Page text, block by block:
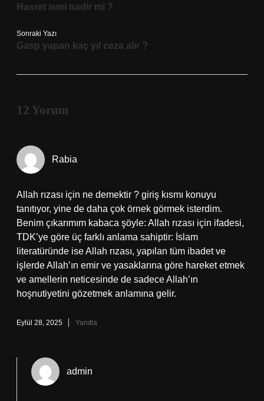
Hasret ismi nadir mi ?
Sonraki Yazı
Gasp yapan kaç yıl ceza alır ?
12 Yorum
Rabia
Allah rızası için ne demektir ? giriş kısmı konuyu
tanıtıyor, yine de daha çok örnek görmek isterdim.
Benim çıkarımım kabaca şöyle: Allah rızası için ifadesi,
TDK’ye göre üç farklı anlama sahiptir: İslam
literatüründe ise Allah rızası, yapılan tüm ibadet ve
işlerde Allah’ın emir ve yasaklarına göre hareket etmek
ve amellerin neticesinde de sadece Allah’ın
hoşnutiyetini gözetmek anlamına gelir.
Eylül 28, 2025 Yanıtla
admin